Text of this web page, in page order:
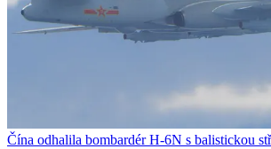
Čína odhalila bombardér H-6N s balistickou